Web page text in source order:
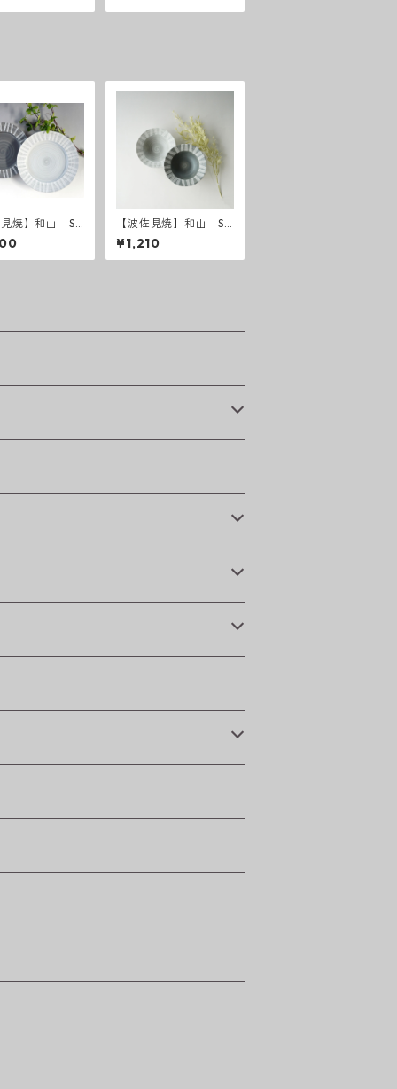
焼】和山 Sh
style 25 (
レー ／ ライ
）
【波佐見焼】和山 Sh
abby chic style ボウ
ルS ( ダークグレー
／ ライトグレー ）
¥1,210